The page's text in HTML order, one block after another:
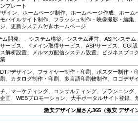
プレート
イン
ホームページ制作、ホームページ作成
ホーム
モバイルサイト制作 フラッシュ制作・映像撮影・編集
更新システム付きホームページ
ム開発 システム構築 システム運営 ASPシステム
ービス
ドメイン取得サービス ASPサービス
CGI
解析設置
メルマガ配信システム設置
ビジネスブロ
デザイン フライヤー制作・印刷
ポスター制作・
カタログ制作・印刷 多言語印刷物制作 ロゴデザ
、マーケティング コンサルティング プランニング
画
WEBプロモーション 大手ポータルサイト登録
激安デザイン屋さん365（激安 デザイ